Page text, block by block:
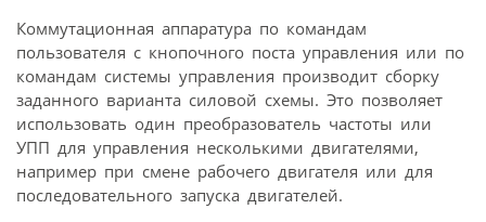
Коммутационная аппаратура по командам
пользователя с кнопочного поста управления или по
командам системы управления производит сборку
заданного варианта силовой схемы. Это позволяет
использовать один преобразователь частоты или
УПП для управления несколькими двигателями,
например при смене рабочего двигателя или для
последовательного запуска двигателей.